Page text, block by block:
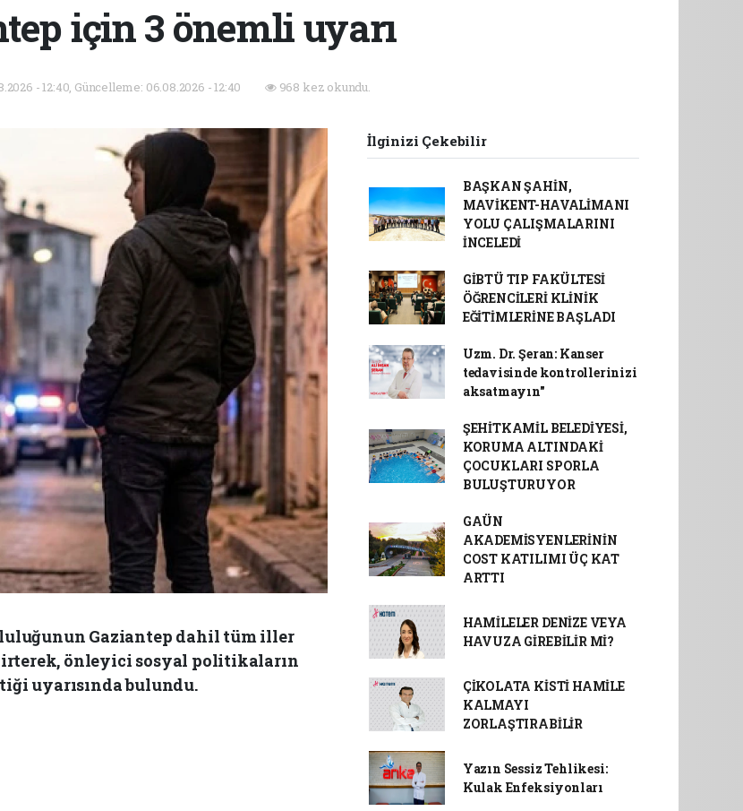
için 3 önemli uyarı
- 12:40, Güncelleme: 06.08.2026 - 12:40 968 kez okundu.
Gaziantep dahil tüm iller
önleyici sosyal politikaların
uyarısında bulundu.
İlginizi Çekebilir
BAŞKAN ŞAHİN,
MAVİKENT-HAVALİMANI
YOLU ÇALIŞMALARINI
İNCELEDİ
GİBTÜ TIP FAKÜLTESİ
ÖĞRENCİLERİ KLİNİK
EĞİTİMLERİNE BAŞLADI
Uzm. Dr. Şeran: Kanser
tedavisinde kontrollerinizi
aksatmayın"
ŞEHİTKAMİL BELEDİYESİ,
KORUMA ALTINDAKİ
ÇOCUKLARI SPORLA
BULUŞTURUYOR
GAÜN
AKADEMİSYENLERİNİN
COST KATILIMI ÜÇ KAT
ARTTI
HAMİLELER DENİZE VEYA
HAVUZA GİREBİLİR Mİ?
ÇİKOLATA KİSTİ HAMİLE
KALMAYI
ZORLAŞTIRABİLİR
Yazın Sessiz Tehlikesi:
Kulak Enfeksiyonları